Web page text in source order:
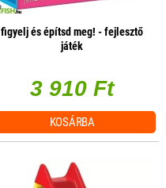
figyelj és építsd meg! - fejlesztő
játék
3 910 Ft
KOSÁRBA